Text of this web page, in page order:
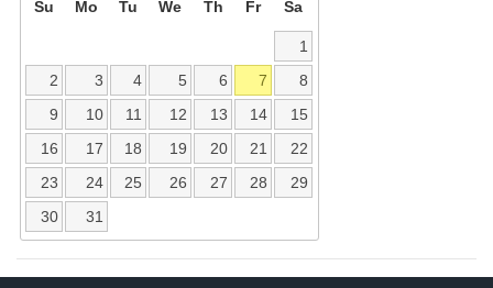
Su Mo Tu We Th Fr Sa
1
2
3 4 5 6 7
8
9
10 11 12 13 14
15
16
17 18 19 20 21
22
23
24 25 26 27 28
29
30
31